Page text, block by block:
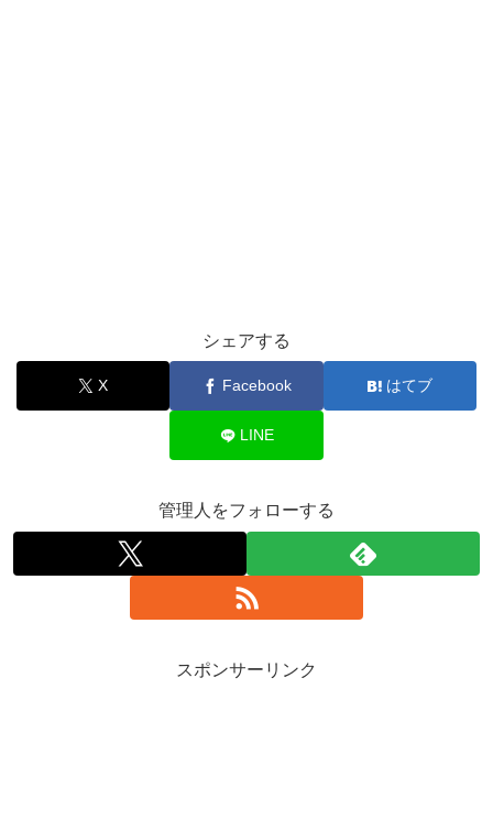
シェアする
X Facebook はてブ
LINE
管理人をフォローする
スポンサーリンク